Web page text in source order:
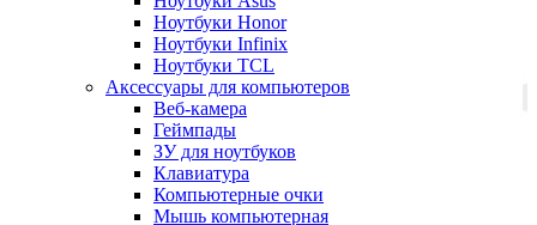
Ноутбуки Honor
Ноутбуки Infinix
Ноутбуки TCL
Аксессуары для компьютеров
Веб-камера
Геймпады
ЗУ для ноутбуков
Клавиатура
Компьютерные очки
Мышь компьютерная